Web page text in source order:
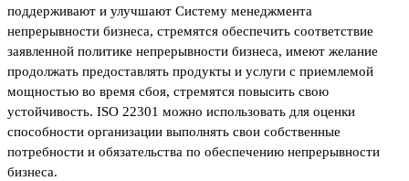
поддерживают и улучшают Систему менеджмента
непрерывности бизнеса, стремятся обеспечить соответствие
заявленной политике непрерывности бизнеса, имеют желание
продолжать предоставлять продукты и услуги с приемлемой
мощностью во время сбоя, стремятся повысить свою
устойчивость. ISO 22301 можно использовать для оценки
способности организации выполнять свои собственные
потребности и обязательства по обеспечению непрерывности
бизнеса.